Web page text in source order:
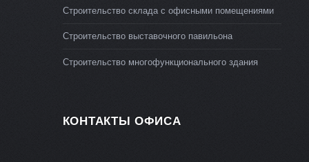
Строительство склада с офисными помещениями
Строительство выставочного павильона
Строительство многофункционального здания
КОНТАКТЫ ОФИСА